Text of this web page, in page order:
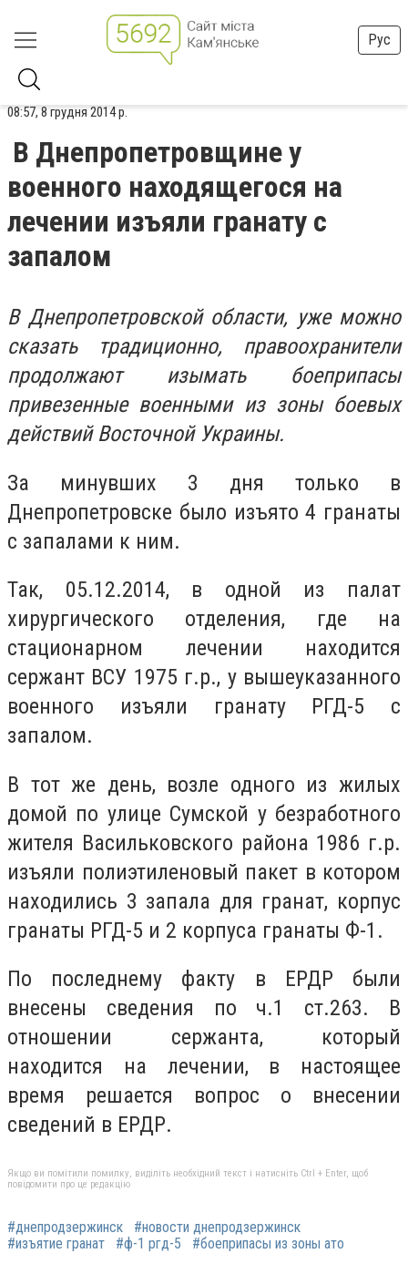
Рус
08:57, 8 грудня 2014 р.
В Днепропетровщине у
военного находящегося на
лечении изъяли гранату с
запалом
В Днепропетровской области, уже можно
сказать традиционно, правоохранители
продолжают изымать боеприпасы
привезенные военными из зоны боевых
действий Восточной Украины.
За минувших 3 дня только в
Днепропетровске было изъято 4 гранаты
с запалами к ним.
Так, 05.12.2014, в одной из палат
хирургического отделения, где на
стационарном лечении находится
сержант ВСУ 1975 г.р., у вышеуказанного
военного изъяли гранату РГД-5 с
запалом.
В тот же день, возле одного из жилых
домой по улице Сумской у безработного
жителя Васильковского района 1986 г.р.
изъяли полиэтиленовый пакет в котором
находились 3 запала для гранат, корпус
гранаты РГД-5 и 2 корпуса гранаты Ф-1.
По последнему факту в ЕРДР были
внесены сведения по ч.1 ст.263. В
отношении сержанта, который
находится на лечении, в настоящее
время решается вопрос о внесении
сведений в ЕРДР.
Якщо ви помітили помилку, виділіть необхідний текст і натисніть Ctrl + Enter, щоб
повідомити про це редакцію
#днепродзержинск
#новости днепродзержинск
#изъятие гранат
#ф-1 ргд-5 #боеприпасы из зоны ато